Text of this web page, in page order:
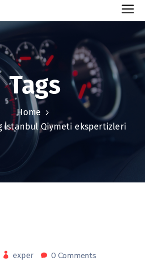
Tags
Home
İstanbul Qiymeti ekspertizleri
exper 0 Comments